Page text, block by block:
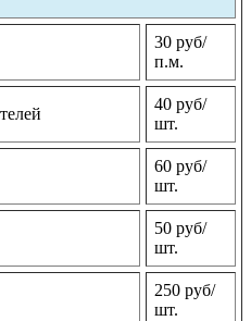
30 руб/
п.м.
40 руб/
шт.
60 руб/
шт.
50 руб/
шт.
250 руб/
шт.